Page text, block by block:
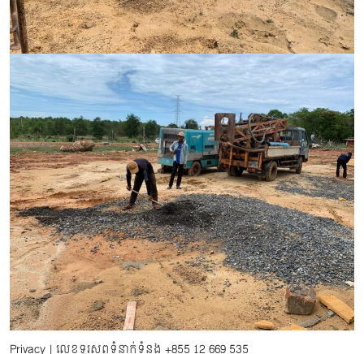
Privacy | លេខទូរសព្ទទំនាក់ទំនង +855 12 669 535